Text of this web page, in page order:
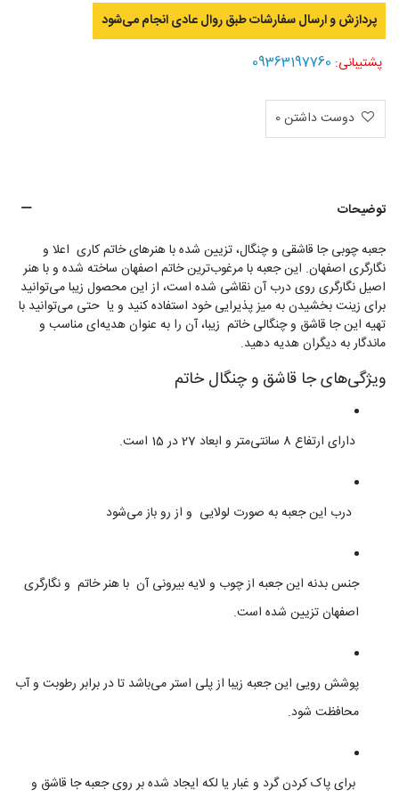
پردازش و ارسال سفارشات طبق روال عادی انجام می‌‌شود
پشتیبانی: 09363197760
دوست داشتن0
توضیحات
جعبه چوبی جا قاشقی و چنگال، تزیین شده با هنرهای خاتم کاری اعلا و
نگارگری اصفهان. این جعبه با مرغوب‌ترین خاتم اصفهان ساخته شده و با هنر
اصیل نگارگری روی درب آن نقاشی شده است، از این محصول زیبا می‌توانید
برای زینت بخشیدن به میز پذیرایی خود استفاده کنید و یا حتی می‌توانید با
تهیه این جا قاشق و چنگالی خاتم زیبا، آن را به عنوان هدیه‌ای مناسب و
ماندگار به دیگران هدیه دهید.
ویژگی‌های جا قاشق و چنگال خاتم
دارای ارتفاع 8 سانتی‌متر و ابعاد 27 در 15 است.
درب این جعبه به صورت لولایی و از رو باز می‌شود
جنس بدنه این جعبه از چوب و لایه بیرونی آن با هنر خاتم و نگارگری
اصفهان تزیین شده است.
پوشش رویی این جعبه زیبا از پلی استر می‌باشد تا در برابر رطوبت و آب
محافظت شود.
برای پاک کردن گرد و غبار یا لکه ایجاد شده بر روی جعبه جا قاشق و